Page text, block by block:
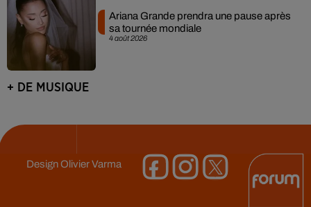
4 août 2026
Ariana Grande prendra une pause après
sa tournée mondiale
+ DE MUSIQUE
DesignOlivier Varma